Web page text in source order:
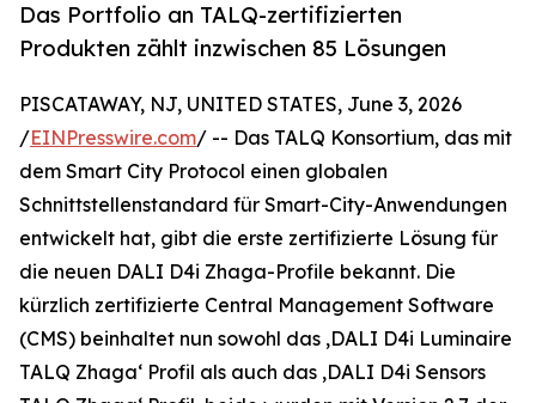
Das Portfolio an TALQ-zertifizierten
Produkten zählt inzwischen 85 Lösungen
PISCATAWAY, NJ, UNITED STATES, June 3, 2026
/EINPresswire.com/ -- Das TALQ Konsortium, das mit
dem Smart City Protocol einen globalen
Schnittstellenstandard für Smart-City-Anwendungen
entwickelt hat, gibt die erste zertifizierte Lösung für
die neuen DALI D4i Zhaga-Profile bekannt. Die
kürzlich zertifizierte Central Management Software
(CMS) beinhaltet nun sowohl das ‚DALI D4i Luminaire
TALQ Zhaga‘ Profil als auch das ‚DALI D4i Sensors